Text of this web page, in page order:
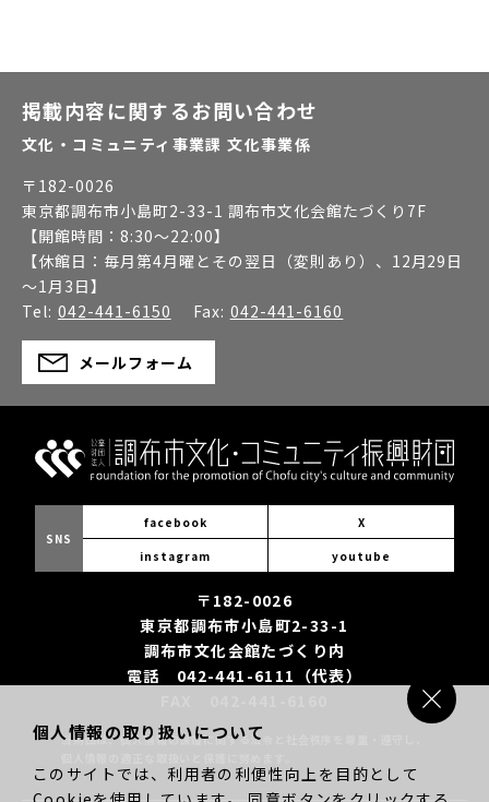
掲載内容に関するお問い合わせ
文化・コミュニティ事業課 文化事業係
〒 182-0026
東京都調布市小島町2-33-1 調布市文化会館たづくり7F
【開館時間： 8:30～22:00】
【休館日： 毎月第4月曜とその翌日（変則あり）、12月29日
～1月3日】
Tel: 042-441-6150 Fax: 042-441-6160
メールフォーム
SNS
facebook X
instagram youtube
〒182-0026
東京都調布市小島町2-33-1
調布市文化会館たづくり内
電話 042-441-6111（代表）
当財団は、個人情報の保護に関する法令と社会秩序を尊重・遵守し、
個人情報の取り扱いについて
このサイトでは、利用者の利便性向上を目的として